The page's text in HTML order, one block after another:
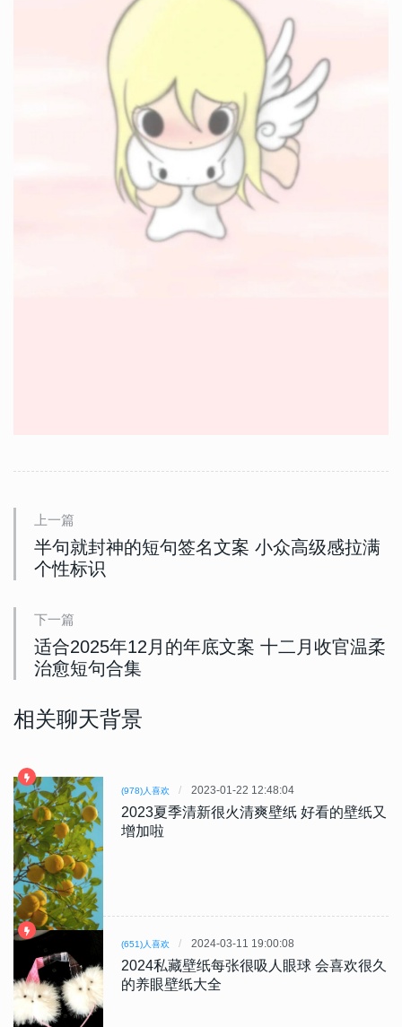
上一篇
半句就封神的短句签名文案 小众高级感拉满
个性标识
下一篇
适合2025年12月的年底文案 十二月收官温柔
治愈短句合集
相关聊天背景
(978)人喜欢 2023-01-22 12:48:04
2023夏季清新很火清爽壁纸 好看的壁纸又
增加啦
(651)人喜欢 2024-03-11 19:00:08
2024私藏壁纸每张很吸人眼球 会喜欢很久
的养眼壁纸大全